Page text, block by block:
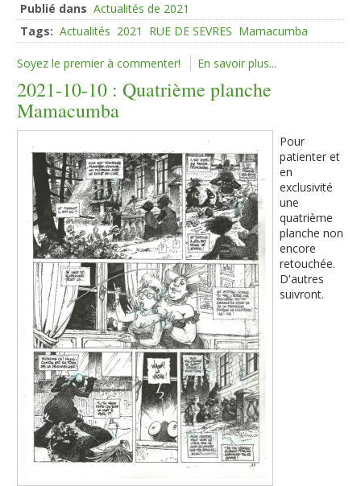
Publié dans Actualités de 2021
Tags: Actualités 2021 RUE DE SEVRES Mamacumba
Soyez le premier à commenter! En savoir plus...
2021-10-10 : Quatrième planche
Mamacumba
Pour
patienter et
en
exclusivité
une
quatrième
planche non
encore
retouchée.
D'autres
suivront.